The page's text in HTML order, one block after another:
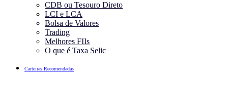
CDB ou Tesouro Direto
LCI e LCA
Bolsa de Valores
Trading
Melhores FIIs
O que é Taxa Selic
Carteiras Recomendadas